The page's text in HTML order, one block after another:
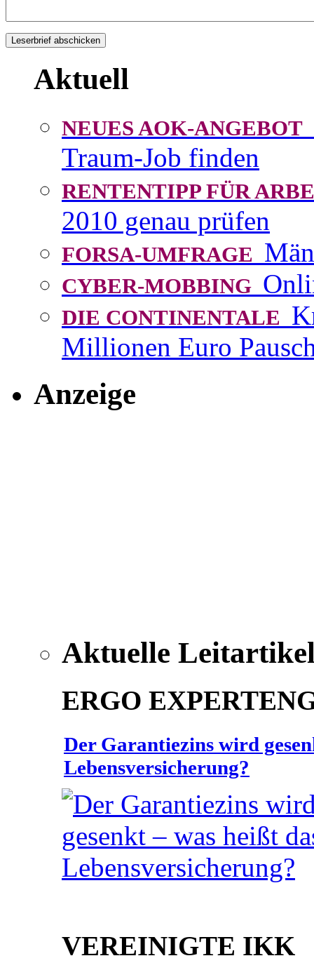
Aktuell
NEUES AOK-ANGEBOT
Traum-Job finden
RENTENTIPP FÜR
2010 genau prüfen
FORSA-UMFRAGE
CYBER-MOBBING
DIE CONTINENTALE
Millionen Euro
Anzeige
Aktuelle
ERGO
Der Garantiezins wird
Lebensversicherung?
VEREINIGTE IKK